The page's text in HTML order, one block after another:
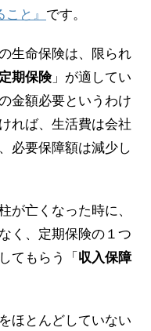
と』 です。
生命保険は、限られ
定期保険」が適してい
金額必要というわけ
れば、生活費は会社
必要保障額は減少し
が亡くなった時に、
く、定期保険の１つ
てもらう「 収入保障
ほとんどしていない